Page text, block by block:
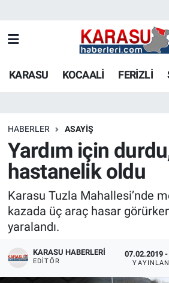
KARASU KOCAALİ FERİZLİ
HABERLER ASAYİŞ
Yardım için
hastanelik oldu
Karasu Tuzla Mahallesi’nde
kazada üç araç hasar
yaralandı.
KARASU HABERLERI
EDITÖR
07.02.2019